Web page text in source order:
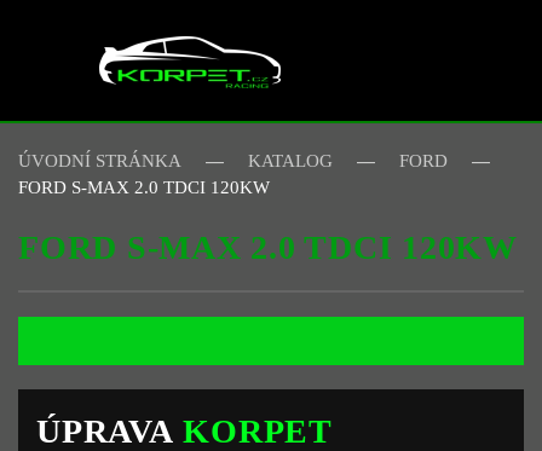
Skip to main content
ÚVODNÍ STRÁNKA KATALOG
FORD
FORD S-MAX 2.0 TDCI 120KW
FORD S-MAX 2.0 TDCI 120KW
ÚPRAVAKORPET